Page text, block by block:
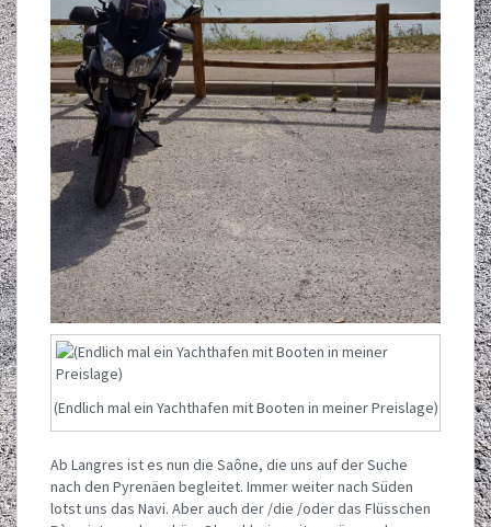
(Endlich mal ein Yachthafen mit Booten in meiner Preislage)
Ab Langres ist es nun die Saône, die uns auf der Suche
nach den Pyrenäen begleitet. Immer weiter nach Süden
lotst uns das Navi. Aber auch der /die /oder das Flüsschen